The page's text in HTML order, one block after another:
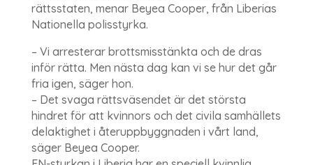
rättsstaten, menar Beyea Cooper, från Liberias
Nationella polisstyrka.
– Vi arresterar brottsmisstänkta och de dras
inför rätta. Men nästa dag kan vi se hur det går
fria igen, säger hon.
– Det svaga rättsväsendet är det största
hindret för att kvinnors och det civila samhällets
delaktighet i återuppbyggnaden i vårt land,
säger Beyea Cooper.